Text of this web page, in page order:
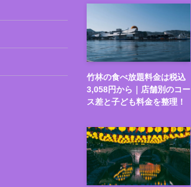
竹林の食べ放題料金は税込
3,058円から｜店舗別のコー
ス差と子ども料金を整理！